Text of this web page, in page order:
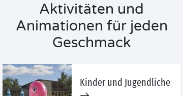
Aktivitäten und
Animationen für jeden
Geschmack
Kinder und Jugendliche